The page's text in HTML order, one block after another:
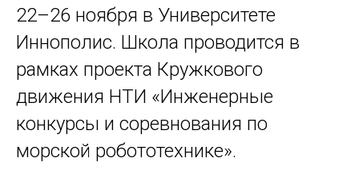
22–26 ноября в Университете
Иннополис. Школа проводится в
рамках проекта Кружкового
движения НТИ «Инженерные
конкурсы и соревнования по
морской робототехнике».